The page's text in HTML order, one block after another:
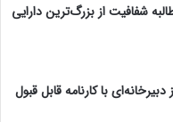
شفافیت از بزرگ‌ترین دارایی
با کارنامه قابل قبول